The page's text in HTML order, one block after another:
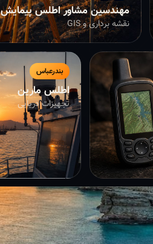
مهندسین مشاور اطلس پیمایش
نقشه برداری و GIS
بندرعباس
اطلس مارین
تجهیزات دریایی